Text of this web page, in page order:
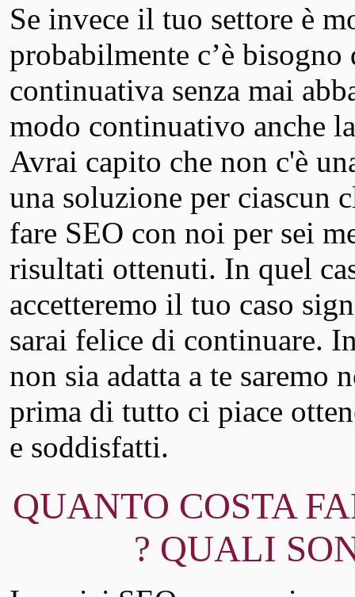
Se invece il tuo settore è
probabilmente c’è
continuativa senza mai
modo continuativo anche
Avrai capito che non c'è
una soluzione per ciascun
fare SEO con noi per sei
risultati ottenuti. In quel
accetteremo il tuo caso
sarai felice di continuare.
non sia adatta a te saremo
prima di tutto ci piace
e soddisfatti.
QUANTO COSTA
? QUALI